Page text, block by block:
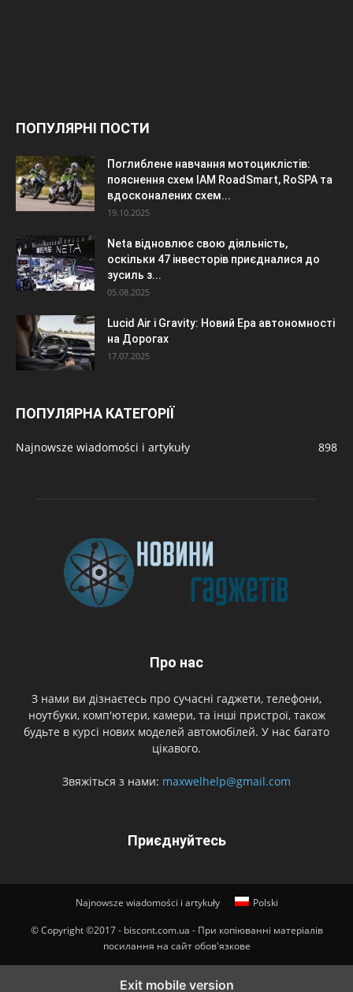
ПОПУЛЯРНІ ПОСТИ
Поглиблене навчання мотоциклістів:
пояснення схем IAM RoadSmart, RoSPA та
вдосконалених схем...
19.10.2025
Neta відновлює свою діяльність,
оскільки 47 інвесторів приєдналися до
зусиль з...
05.08.2025
Lucid Air і Gravity: Новий Ера автономності
на Дорогах
17.07.2025
ПОПУЛЯРНА КАТЕГОРІЇ
Najnowsze wiadomości i artykuły 898
Про нас
З нами ви дізнаєтесь про сучасні гаджети, телефони,
ноутбуки, комп'ютери, камери, та інші пристрої, також
будьте в курсі нових моделей автомобілей. У нас багато
цікавого.
Звяжіться з нами: maxwelhelp@gmail.com
Приєднуйтесь
Najnowsze wiadomości i artykuły Polski
© Copyright ©2017 - biscont.com.ua - При копіюванні матеріалів
посилання на сайт обов'язкове
Exit mobile version